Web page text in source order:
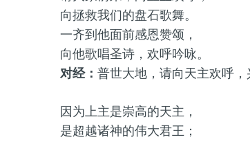
向拯救我们的盘石歌舞。
一齐到他面前感恩赞颂，
向他歌唱圣诗，欢呼吟咏。
对经： 普世大地，请向天主欢呼，
因为上主是崇高的天主，
是超越诸神的伟大君王；